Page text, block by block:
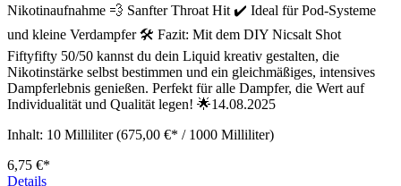
Nikotinaufnahme 💨 Sanfter Throat Hit ✔️ Ideal für Pod-Systeme
und kleine Verdampfer 🛠️ Fazit: Mit dem DIY Nicsalt Shot
Fiftyfifty 50/50 kannst du dein Liquid kreativ gestalten, die
Nikotinstärke selbst bestimmen und ein gleichmäßiges, intensives
Dampferlebnis genießen. Perfekt für alle Dampfer, die Wert auf
Individualität und Qualität legen! 🌟14.08.2025
Inhalt: 10 Milliliter(675,00 €* / 1000 Milliliter)
6,75 €*
Details